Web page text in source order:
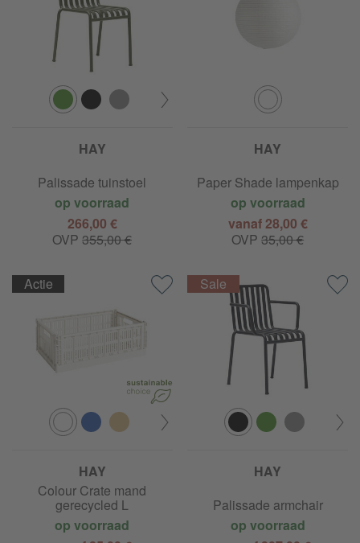
HAY
Palissade tuinstoel
op voorraad
266,00 €
OVP355,00 €
HAY
Paper Shade lampenkap
op voorraad
vanaf 28,00 €
OVP35,00 €
HAY
Colour Crate mand
gerecycled L
op voorraad
Actie
HAY
Palissade armchair
op voorraad